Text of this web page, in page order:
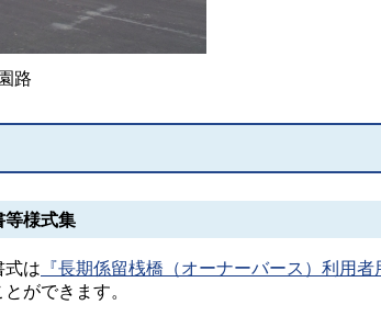
園路
等様式集
式は 『長期係留桟橋（オーナーバース）利用者
ができます。